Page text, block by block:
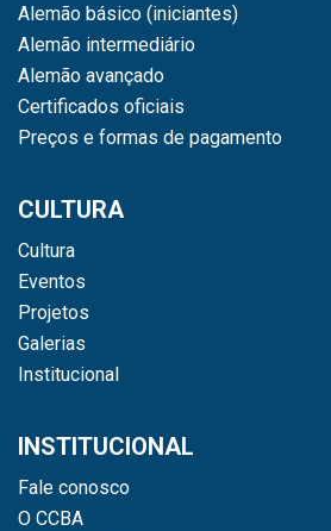
Alemão básico (iniciantes)
Alemão intermediário
Alemão avançado
Certificados oficiais
Preços e formas de pagamento
CULTURA
Cultura
Eventos
Projetos
Galerias
Institucional
INSTITUCIONAL
Fale conosco
O CCBA